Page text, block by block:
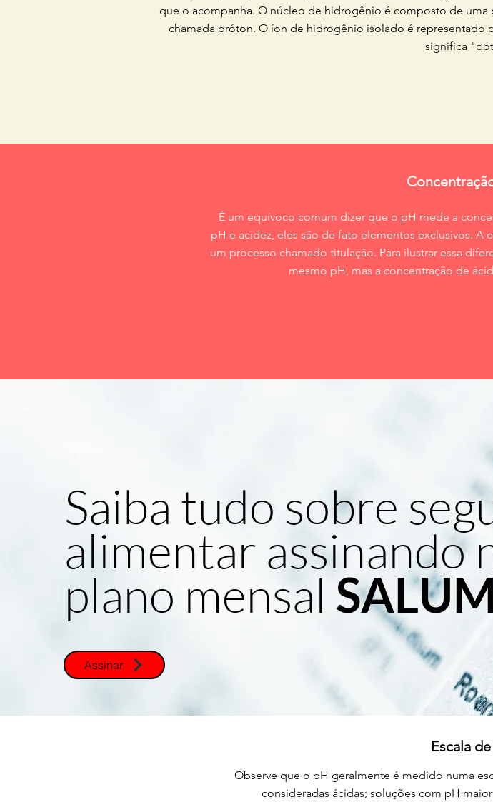
que o acompanha. O núcleo de hidrogênio é composto de
chamada próton. O íon de hidrogênio isolado é
significa
É um equívoco comum dizer que o pH mede a
pH e acidez, eles são de fato elementos exclusivos.
um processo chamado titulação. Para ilustrar essa
mesmo pH, mas a concentração de
Saiba tudo sobre
alimentar assinando
plano mensal
Assinar
Escala
Observe que o pH geralmente é medido numa
consideradas ácidas; soluções com pH